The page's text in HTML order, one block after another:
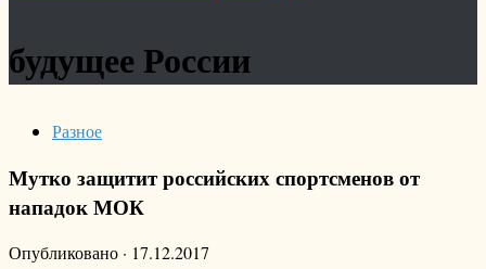
будущее России
Разное
Мутко защитит российских спортсменов от
нападок МОК
Опубликовано · 17.12.2017